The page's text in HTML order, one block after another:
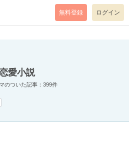
code=0 mode=return level=notice
無料登録 ログイン
愛小説
のついた記事：399件